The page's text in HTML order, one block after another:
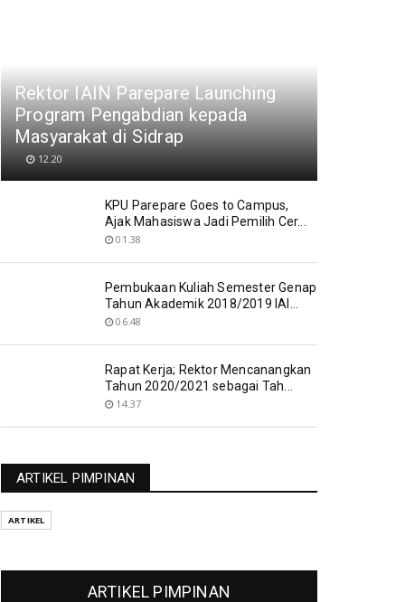
Rektor IAIN Parepare Launching
Program Pengabdian kepada
Masyarakat di Sidrap
12.20
KPU Parepare Goes to Campus,
Ajak Mahasiswa Jadi Pemilih Cer...
01.38
Pembukaan Kuliah Semester Genap
Tahun Akademik 2018/2019 IAI...
06.48
Rapat Kerja; Rektor Mencanangkan
Tahun 2020/2021 sebagai Tah...
14.37
ARTIKEL PIMPINAN
ARTIKEL
ARTIKEL PIMPINAN